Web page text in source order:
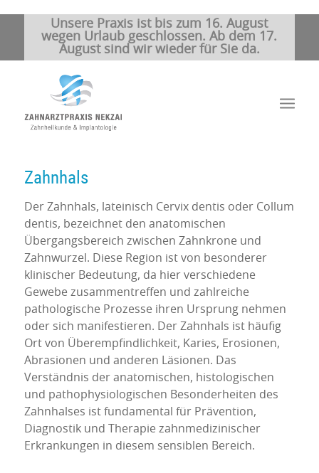
Unsere Praxis ist bis zum 16. August
wegen Urlaub geschlossen. Ab dem 17.
August sind wir wieder für Sie da.
Zahnhals
Der Zahnhals, lateinisch Cervix dentis oder Collum
dentis, bezeichnet den anatomischen
Übergangsbereich zwischen Zahnkrone und
Zahnwurzel. Diese Region ist von besonderer
klinischer Bedeutung, da hier verschiedene
Gewebe zusammentreffen und zahlreiche
pathologische Prozesse ihren Ursprung nehmen
oder sich manifestieren. Der Zahnhals ist häufig
Ort von Überempfindlichkeit, Karies, Erosionen,
Abrasionen und anderen Läsionen. Das
Verständnis der anatomischen, histologischen
und pathophysiologischen Besonderheiten des
Zahnhalses ist fundamental für Prävention,
Diagnostik und Therapie zahnmedizinischer
Erkrankungen in diesem sensiblen Bereich.